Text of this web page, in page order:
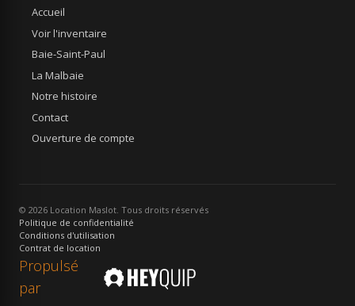
Accueil
Voir l'inventaire
Baie-Saint-Paul
La Malbaie
Notre histoire
Contact
Ouverture de compte
© 2026 Location Maslot. Tous droits réservés
Politique de confidentialité
Conditions d'utilisation
Contrat de location
Propulsé
par